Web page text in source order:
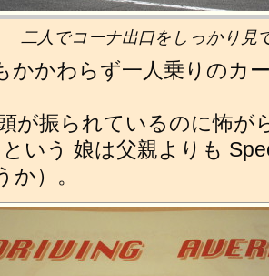
二人でコーナ出口をしっかり見
かかわらず一人乗りのカ
が振られているのに怖が
という 娘は父親よりも
か）。